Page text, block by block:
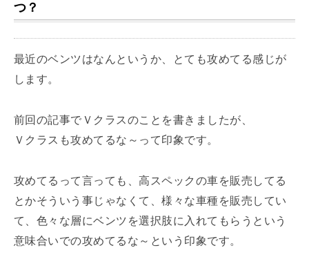
つ？
最近のベンツはなんというか、とても攻めてる感じが
します。
前回の記事でＶクラスのことを書きましたが、
Ｖクラスも攻めてるな～って印象です。
攻めてるって言っても、高スペックの車を販売してる
とかそういう事じゃなくて、様々な車種を販売してい
て、色々な層にベンツを選択肢に入れてもらうという
意味合いでの攻めてるな～という印象です。